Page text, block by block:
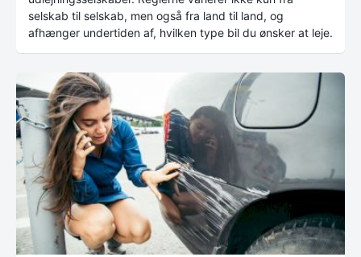
selskab til selskab, men også fra land til land, og
afhænger undertiden af, hvilken type bil du ønsker at leje.